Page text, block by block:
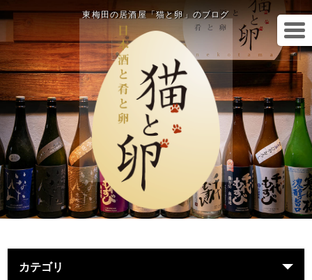
東梅田の居酒屋「猫と卵」のブログ
カテゴリ